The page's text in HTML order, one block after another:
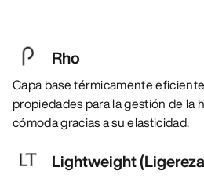
Rho
Capa base térmicamente
propiedades para la gestión de la
cómoda gracias a su elasticidad.
Lightweight